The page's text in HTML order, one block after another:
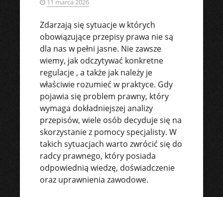
11 marca 2026
Zdarzają się sytuacje w których
obowiązujące przepisy prawa nie są
dla nas w pełni jasne. Nie zawsze
wiemy, jak odczytywać konkretne
regulacje , a także jak należy je
właściwie rozumieć w praktyce. Gdy
pojawia się problem prawny, który
wymaga dokładniejszej analizy
przepisów, wiele osób decyduje się na
skorzystanie z pomocy specjalisty. W
takich sytuacjach warto zwrócić się do
radcy prawnego, który posiada
odpowiednią wiedzę, doświadczenie
oraz uprawnienia zawodowe.